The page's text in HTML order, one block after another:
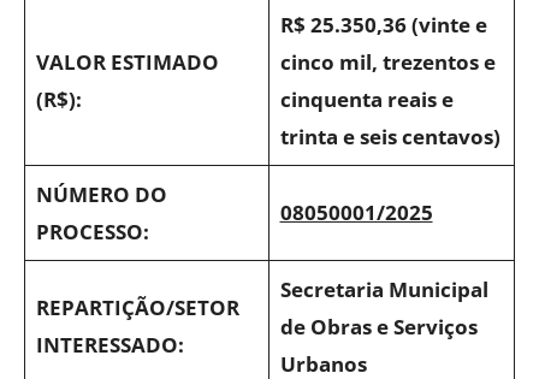
VALOR ESTIMADO
(R$):
R$ 25.350,36 (vinte e
cinco mil, trezentos e
cinquenta reais e
trinta e seis centavos)
NÚMERO DO
PROCESSO:
08050001/2025
REPARTIÇÃO/SETOR
INTERESSADO:
Secretaria Municipal
de Obras e Serviços
Urbanos